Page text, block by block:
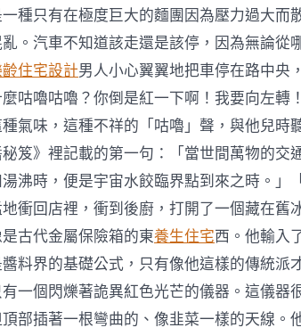
種只有在極度巨大的麵團因為壓力過大而
。汽車不知道該走還是該停，因為無論從
住宅設計男人小心翼翼地把車停在路中央
咕嚕咕嚕？你倒是紅一下啊！我要向左轉
氣味，這種不祥的「咕嚕」聲，與他兒時
笈》裡記載的第一句：「當世間萬物的交
沸時，便是宇宙水餃臨界點到來之時。」
衝回店裡，衝到後廚，打開了一個藏在舊
古代金屬保險箱的東養生住宅西。他輸入
料界的基礎公式，只有像他這樣的傳統派
一個閃爍著詭異紅色光芒的儀器。這儀器
部插著一根彎曲的、像韭菜一樣的天線。